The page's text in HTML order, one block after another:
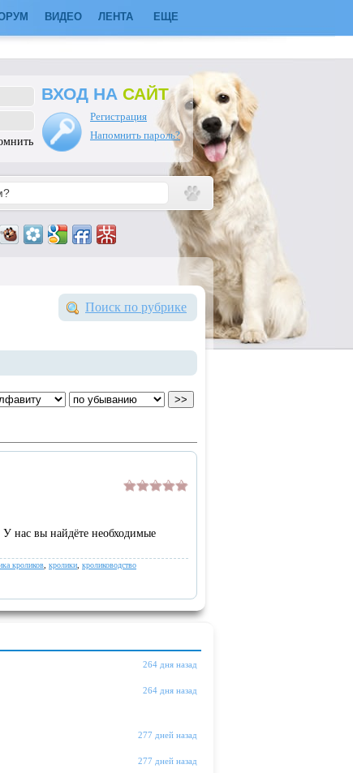
ВИДЕО ЛЕНТА ЕЩЕ
ВХОД НА САЙТ
Регистрация
Напомнить пароль?
Поиск по рубрике
У нас вы найдёте необходимые
кроликов кролики кролиководство
264 дня назад
264 дня назад
277 дней назад
277 дней назад